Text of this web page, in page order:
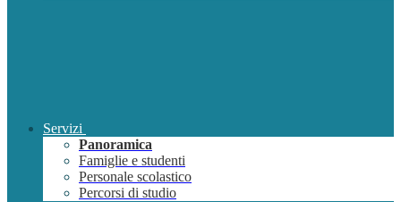
Servizi
Panoramica
Famiglie e studenti
Personale scolastico
Percorsi di studio